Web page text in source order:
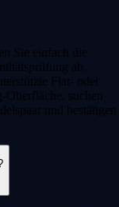
Sie einfach die
ab.
Fiat- oder
suchen
und bestätigen